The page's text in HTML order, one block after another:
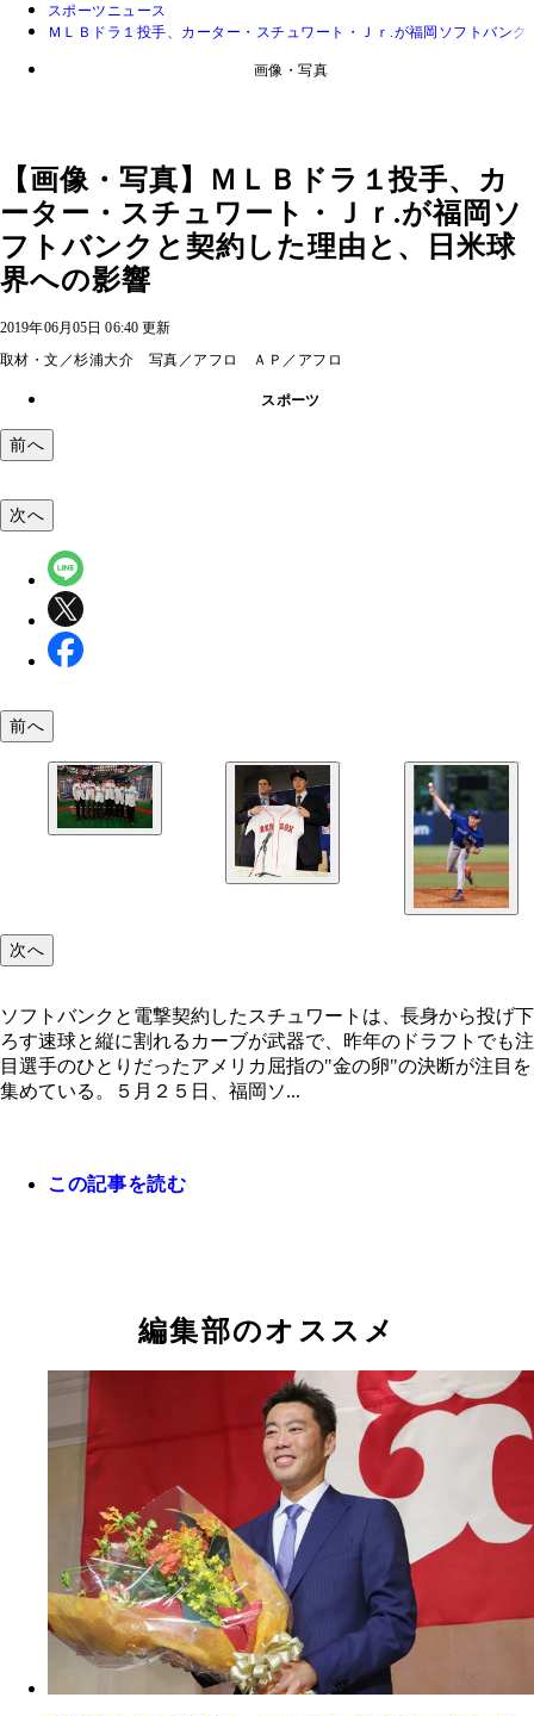
スポーツニュース
ＭＬＢドラ１投手、カーター・スチュワート・Ｊｒ.が福岡ソフトバン
画像・写真
【画像・写真】ＭＬＢドラ１投手、カ
ーター・スチュワート・Ｊｒ.が福岡ソ
フトバンクと契約した理由と、日米球
界への影響
2019年06月05日 06:40 更新
取材・文／杉浦大介 写真／アフロ ＡＰ／アフロ
スポーツ
前へ
昨年のドラフトでほかの選手たちと肩を組むスチ
ト（左から２番目）。しかしブレーブスとの契約
ラフトでも注目選手のひとりだった
次へ
前へ
次へ
ソフトバンクと電撃契約したスチュワートは、長身から投げ下
ろす速球と縦に割れるカーブが武器で、昨年のドラフトでも注
目選手のひとりだったアメリカ屈指の"金の卵"の決断が注目を
集めている。５月２５日、福岡ソ...
この記事を読む
編集部のオススメ